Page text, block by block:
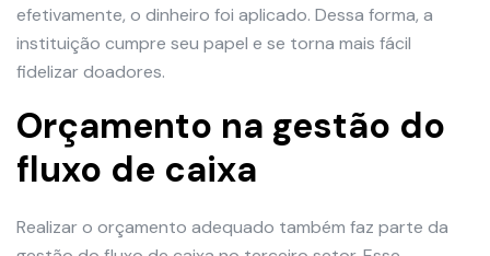
efetivamente, o dinheiro foi aplicado. Dessa forma, a
instituição cumpre seu papel e se torna mais fácil
fidelizar doadores.
Orçamento na gestão do
fluxo de caixa
Realizar o orçamento adequado também faz parte da